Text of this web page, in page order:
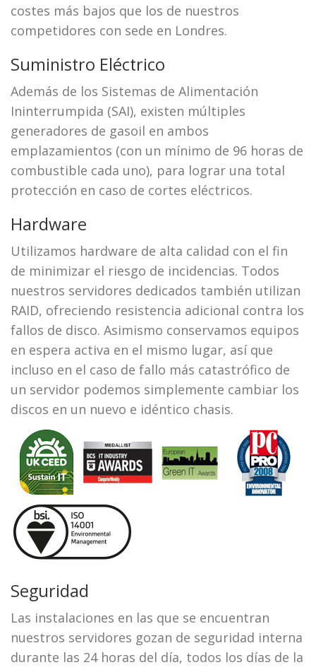
costes más bajos que los de nuestros
competidores con sede en Londres.
Suministro Eléctrico
Además de los Sistemas de Alimentación
Ininterrumpida (SAI), existen múltiples
generadores de gasoil en ambos
emplazamientos (con un mínimo de 96 horas de
combustible cada uno), para lograr una total
protección en caso de cortes eléctricos.
Hardware
Utilizamos hardware de alta calidad con el fin
de minimizar el riesgo de incidencias. Todos
nuestros servidores dedicados también utilizan
RAID, ofreciendo resistencia adicional contra los
fallos de disco. Asimismo conservamos equipos
en espera activa en el mismo lugar, así que
incluso en el caso de fallo más catastrófico de
un servidor podemos simplemente cambiar los
discos en un nuevo e idéntico chasis.
Seguridad
Las instalaciones en las que se encuentran
nuestros servidores gozan de seguridad interna
durante las 24 horas del día, todos los días de la